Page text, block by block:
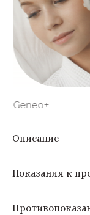
Geneo+
Описание
Показания к